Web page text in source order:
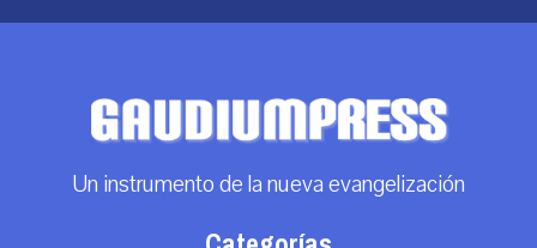
Un instrumento de la nueva evangelización